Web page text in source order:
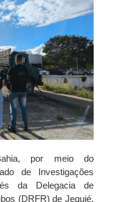
por meio do
de Investigações
da Delegacia de
(DRFR) de Jequié,